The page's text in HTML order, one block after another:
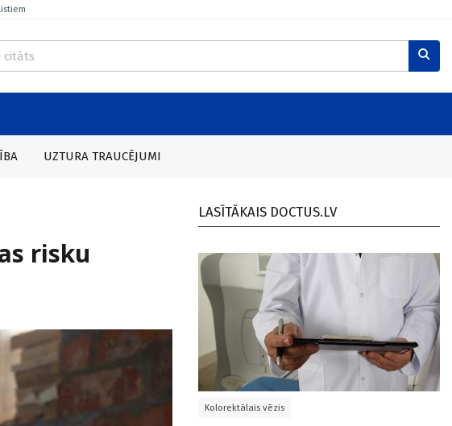
UZTURA TRAUCĒJUMI
risku
LASĪTĀKAIS DOCTUS.LV
Kolorektālais vēzis